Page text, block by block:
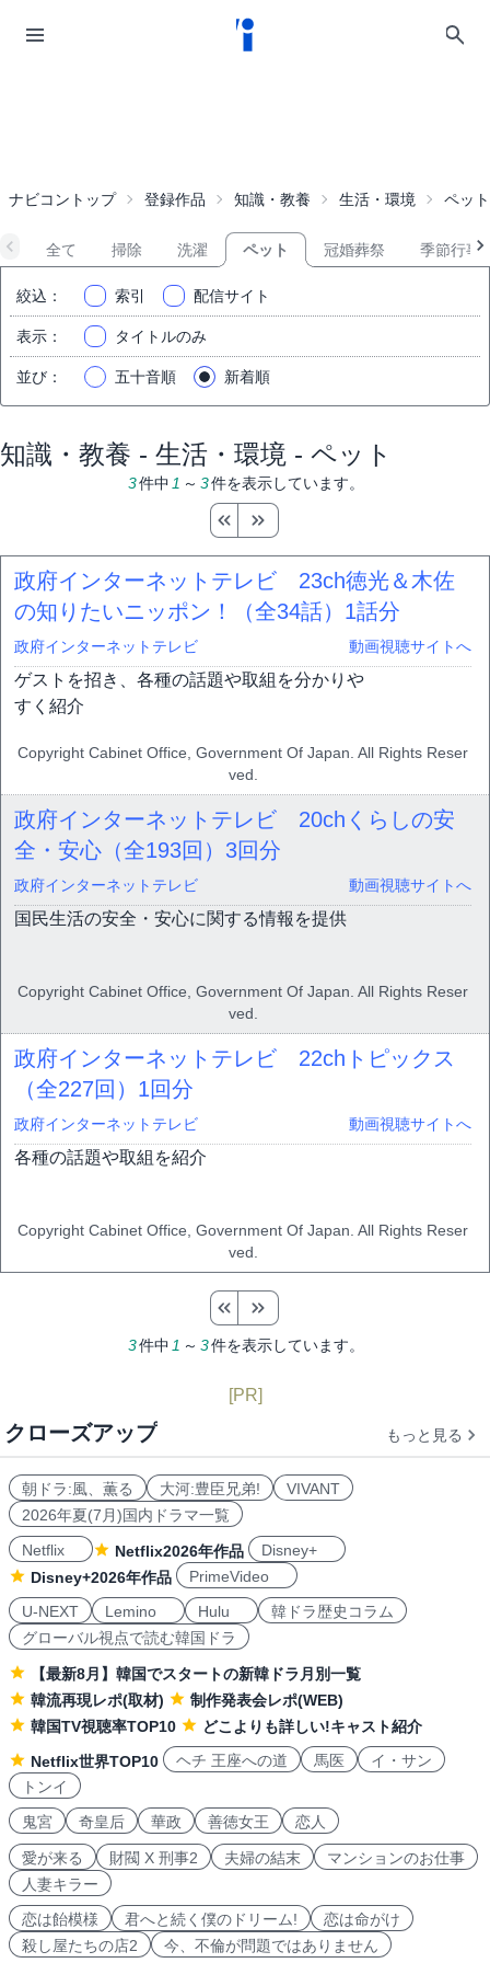
ナビコントップ 登録作品 知識・教養 生活・環境 ペット
全て 掃除 洗濯 ペット 冠婚葬祭 季節行事
絞込 ： 索引 配信サイト
表示 ： タイトルのみ
並び ： 五十音順 新着順
知識・教養 - 生活・環境 - ペット
3件中 1 ～ 3件を表示しています。
政府インターネットテレビ 23ch徳光＆木佐
の知りたいニッポン！（全34話） 1話分
政府インターネットテレビ 動画視聴サイトへ
ゲストを招き、各種の話題や取組を分かりや
すく紹介
Copyright Cabinet Office, Government Of Japan. All Rights Reser
ved.
政府インターネットテレビ 20chくらしの安
全・安心（全193回） 3回分
政府インターネットテレビ 動画視聴サイトへ
国民生活の安全・安心に関する情報を提供
Copyright Cabinet Office, Government Of Japan. All Rights Reser
ved.
政府インターネットテレビ 22chトピックス
（全227回） 1回分
政府インターネットテレビ 動画視聴サイトへ
各種の話題や取組を紹介
Copyright Cabinet Office, Government Of Japan. All Rights Reser
ved.
3件中 1 ～ 3件を表示しています。
[PR]
クローズアップ もっと見る
朝ドラ:風、薫る 大河:豊臣兄弟!
VIVANT
2026年夏(7月)国内ドラマ一覧
Netflix
Netflix2026年作品
Disney+
Disney+2026年作品
PrimeVideo
U-NEXT
Lemino Hulu
韓ドラ歴史コラム
グローバル視点で読む韓国ドラ
【最新8月】韓国でスタートの新韓ドラ月別一覧
韓流再現レポ(取材)
制作発表会レポ(WEB)
韓国TV視聴率TOP10
どこよりも詳しい!キャスト紹介
Netflix世界TOP10
ヘチ 王座への道 馬医
イ・サン
トンイ
鬼宮
奇皇后 華政 善徳女王 恋人
愛が来る 財閥 X 刑事2 夫婦の結末
マンションのお仕事
人妻キラー
恋は飴模様
君へと続く僕のドリーム!
恋は命がけ
殺し屋たちの店2
今、不倫が問題ではありません